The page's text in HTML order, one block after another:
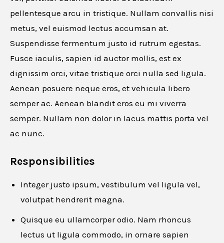
pellentesque arcu in tristique. Nullam convallis nisi
metus, vel euismod lectus accumsan at.
Suspendisse fermentum justo id rutrum egestas.
Fusce iaculis, sapien id auctor mollis, est ex
dignissim orci, vitae tristique orci nulla sed ligula.
Aenean posuere neque eros, et vehicula libero
semper ac. Aenean blandit eros eu mi viverra
semper. Nullam non dolor in lacus mattis porta vel
ac nunc.
Responsibilities
Integer justo ipsum, vestibulum vel ligula vel,
volutpat hendrerit magna.
Quisque eu ullamcorper odio. Nam rhoncus
lectus ut ligula commodo, in ornare sapien